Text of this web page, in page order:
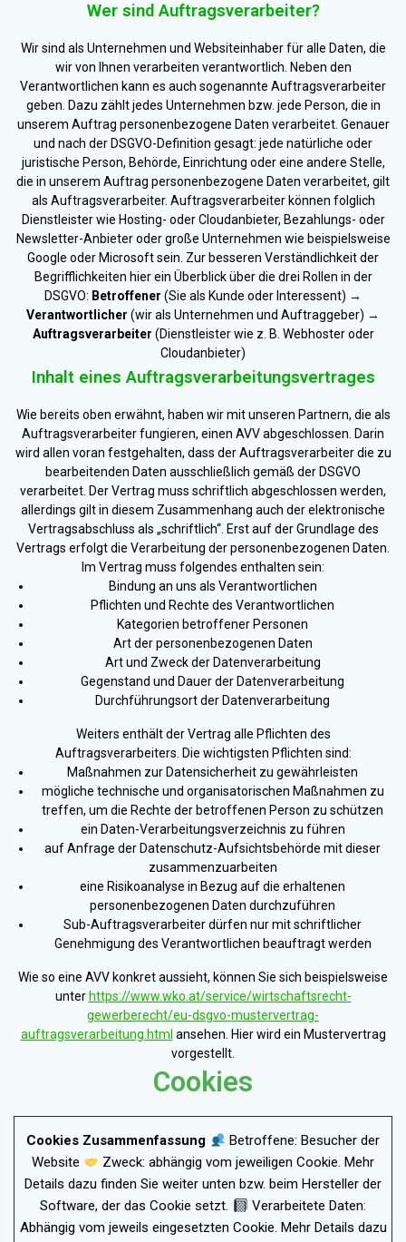
Wer sind Auftragsverarbeiter?
Wir sind als Unternehmen und Websiteinhaber für alle Daten, die
wir von Ihnen verarbeiten verantwortlich. Neben den
Verantwortlichen kann es auch sogenannte Auftragsverarbeiter
geben. Dazu zählt jedes Unternehmen bzw. jede Person, die in
unserem Auftrag personenbezogene Daten verarbeitet. Genauer
und nach der DSGVO-Definition gesagt: jede natürliche oder
juristische Person, Behörde, Einrichtung oder eine andere Stelle,
die in unserem Auftrag personenbezogene Daten verarbeitet, gilt
als Auftragsverarbeiter. Auftragsverarbeiter können folglich
Dienstleister wie Hosting- oder Cloudanbieter, Bezahlungs- oder
Newsletter-Anbieter oder große Unternehmen wie beispielsweise
Google oder Microsoft sein. Zur besseren Verständlichkeit der
Begrifflichkeiten hier ein Überblick über die drei Rollen in der
DSGVO: Betroffener (Sie als Kunde oder Interessent) →
Verantwortlicher (wir als Unternehmen und Auftraggeber) →
Auftragsverarbeiter (Dienstleister wie z. B. Webhoster oder
Cloudanbieter)
Inhalt eines Auftragsverarbeitungsvertrages
Wie bereits oben erwähnt, haben wir mit unseren Partnern, die als
Auftragsverarbeiter fungieren, einen AVV abgeschlossen. Darin
wird allen voran festgehalten, dass der Auftragsverarbeiter die zu
bearbeitenden Daten ausschließlich gemäß der DSGVO
verarbeitet. Der Vertrag muss schriftlich abgeschlossen werden,
allerdings gilt in diesem Zusammenhang auch der elektronische
Vertragsabschluss als „schriftlich“. Erst auf der Grundlage des
Vertrags erfolgt die Verarbeitung der personenbezogenen Daten.
Im Vertrag muss folgendes enthalten sein:
Bindung an uns als Verantwortlichen
Pflichten und Rechte des Verantwortlichen
Kategorien betroffener Personen
Art der personenbezogenen Daten
Art und Zweck der Datenverarbeitung
Gegenstand und Dauer der Datenverarbeitung
Durchführungsort der Datenverarbeitung
Weiters enthält der Vertrag alle Pflichten des
Auftragsverarbeiters. Die wichtigsten Pflichten sind:
Maßnahmen zur Datensicherheit zu gewährleisten
mögliche technische und organisatorischen Maßnahmen zu
treffen, um die Rechte der betroffenen Person zu schützen
ein Daten-Verarbeitungsverzeichnis zu führen
auf Anfrage der Datenschutz-Aufsichtsbehörde mit dieser
zusammenzuarbeiten
eine Risikoanalyse in Bezug auf die erhaltenen
personenbezogenen Daten durchzuführen
Sub-Auftragsverarbeiter dürfen nur mit schriftlicher
Genehmigung des Verantwortlichen beauftragt werden
Wie so eine AVV konkret aussieht, können Sie sich beispielsweise
unter https://www.wko.at/service/wirtschaftsrecht-
gewerberecht/eu-dsgvo-mustervertrag-
auftragsverarbeitung.html ansehen. Hier wird ein Mustervertrag
vorgestellt.
Cookies
Cookies Zusammenfassung
Betroffene: Besucher der
Website
Zweck: abhängig vom jeweiligen Cookie. Mehr
Details dazu finden Sie weiter unten bzw. beim Hersteller der
Software, der das Cookie setzt.
Verarbeitete Daten:
Abhängig vom jeweils eingesetzten Cookie. Mehr Details dazu